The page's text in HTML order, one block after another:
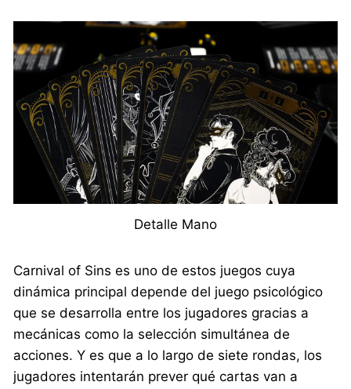
Detalle Mano
Carnival of Sins es uno de estos juegos cuya
dinámica principal depende del juego psicológico
que se desarrolla entre los jugadores gracias a
mecánicas como la selección simultánea de
acciones. Y es que a lo largo de siete rondas, los
jugadores intentarán prever qué cartas van a